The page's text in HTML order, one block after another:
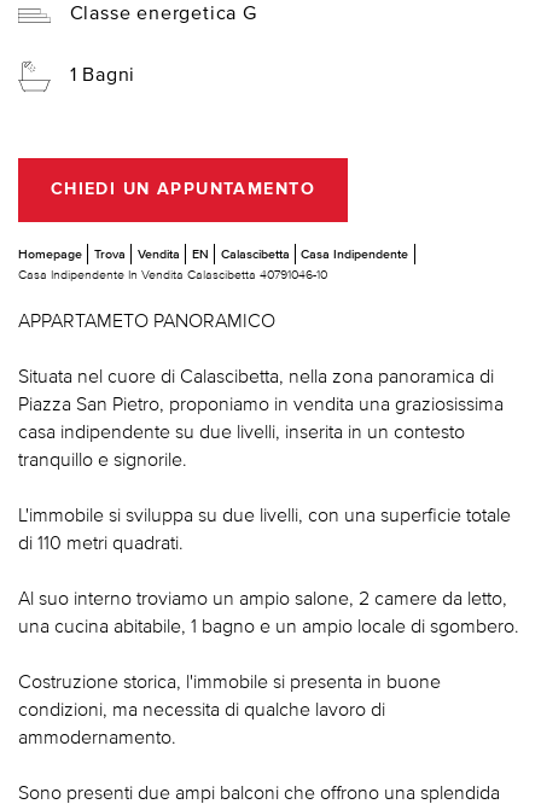
Classe energetica G
1 Bagni
CHIEDI UN APPUNTAMENTO
Homepage Trova Vendita EN Calascibetta
Casa Indipendente
Casa Indipendente In Vendita Calascibetta 40791046-10
APPARTAMETO PANORAMICO
Situata nel cuore di Calascibetta, nella zona panoramica di
Piazza San Pietro, proponiamo in vendita una graziosissima
casa indipendente su due livelli, inserita in un contesto
tranquillo e signorile.
L'immobile si sviluppa su due livelli, con una superficie totale
di 110 metri quadrati.
Al suo interno troviamo un ampio salone, 2 camere da letto,
una cucina abitabile, 1 bagno e un ampio locale di sgombero.
Costruzione storica, l'immobile si presenta in buone
condizioni, ma necessita di qualche lavoro di
ammodernamento.
Sono presenti due ampi balconi che offrono una splendida